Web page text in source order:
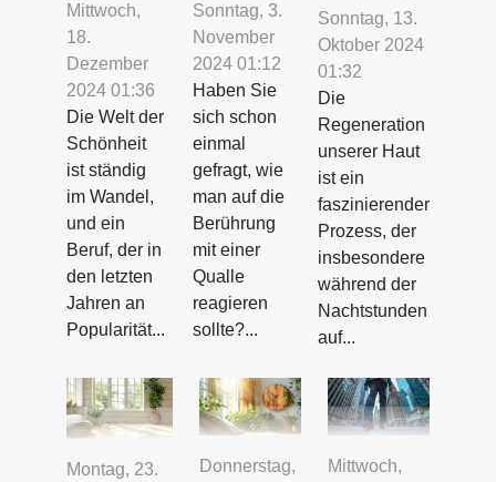
Mittwoch,
18.
Dezember
2024 01:36
Die Welt der
Schönheit
ist ständig
im Wandel,
und ein
Beruf, der in
den letzten
Jahren an
Popularität...
Sonntag, 3.
November
2024 01:12
Haben Sie
sich schon
einmal
gefragt, wie
man auf die
Berührung
mit einer
Qualle
reagieren
sollte?...
Sonntag, 13.
Oktober 2024
01:32
Die
Regeneration
unserer Haut
ist ein
faszinierender
Prozess, der
insbesondere
während der
Nachtstunden
auf...
Montag, 23.
Donnerstag,
Mittwoch,